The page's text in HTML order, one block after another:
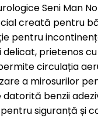
Seni Man
creată pentru
pentru
prietenos
circulația
a mirosurilor
datorită benzii
siguranță și